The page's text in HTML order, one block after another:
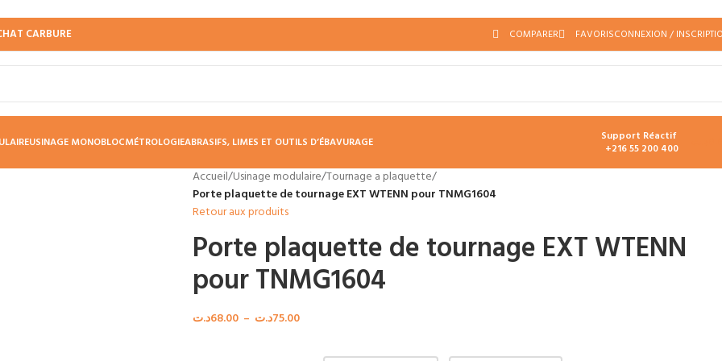
CARBURE COMPARER FAVORISCONNEXION /
USINAGE MONOBLOCMÉTROLOGIEABRASIFS, LIMES ET OUTILS D’ÉBAVURAGE
Support Réactif
+216 55 200 400
Accueil/Usinage modulaire/Tournage a plaquette/
Porte plaquette de tournage EXT WTENN pour TNMG1604
Retour aux produits
Porte plaquette de tournage EXT WTENN
pour TNMG1604
68.00د.ت – 75.00د.ت